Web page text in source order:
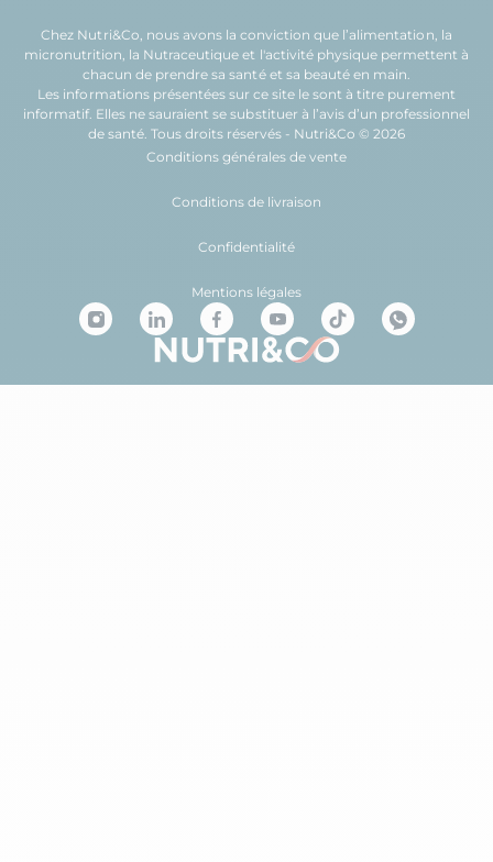
Chez Nutri&Co, nous avons la conviction que l’alimentation, la
micronutrition, la Nutraceutique et l'activité physiquepermettent à
chacun de prendre sasantéet sa beautéen main.
Les informations présentées sur ce site le sont à titre purement
informatif. Elles ne sauraient se substituer à l’avis d’un professionnel
de santé. Tous droits réservés - Nutri&Co © 2026
Conditions générales de vente
Conditions de livraison
Confidentialité
Mentions légales